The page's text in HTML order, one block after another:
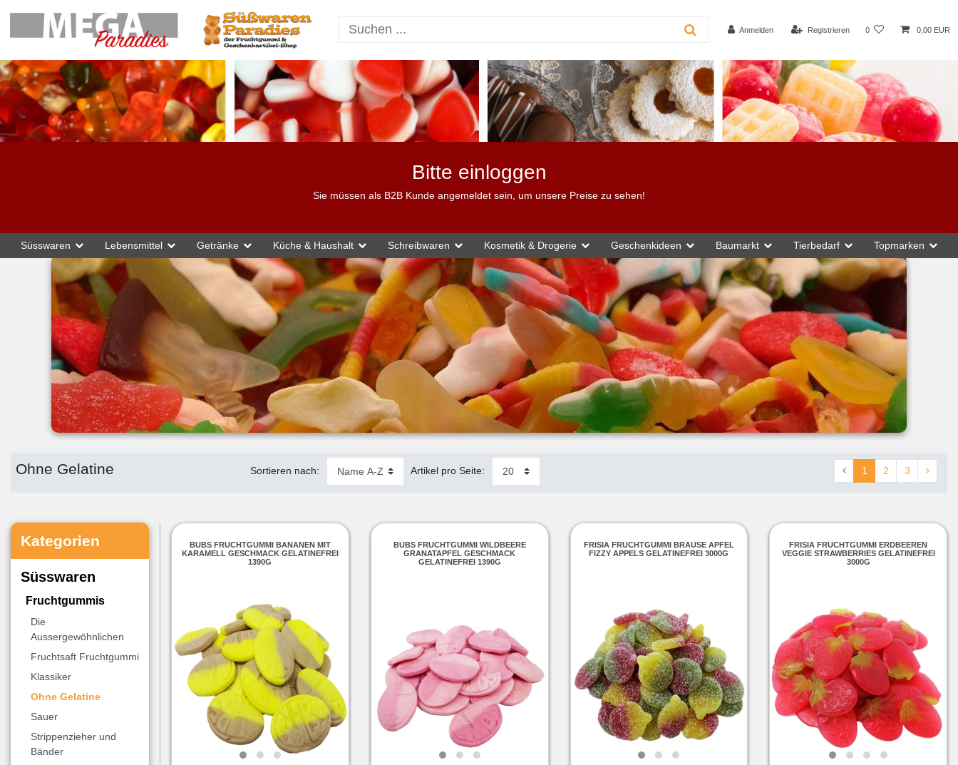
Anmelden Registrieren 0 0,00 EUR
Bitte einloggen
Sie müssen als B2B Kunde angemeldet sein, um unsere Preise zu sehen!
Süsswaren Lebensmittel Getränke Küche & Haushalt Schreibwaren Kosmetik & Drogerie Geschenkideen Baumarkt Tierbedarf Topmarken
Süsswaren Fruchtgummis Ohne Gelatine
Ohne Gelatine Sortieren nach: Artikel pro Seite: 1 2 3
Kategorien
Süsswaren
Fruchtgummis
Die
Aussergewöhnlichen
Fruchtsaft Fruchtgummi
Klassiker
Ohne Gelatine
Sauer
Strippenzieher und
Bänder
BUBS FRUCHTGUMMI BANANEN MIT
KARAMELL GESCHMACK GELATINEFREI
1390G
BUBS FRUCHTGUMMI WILDBEERE
GRANATAPFEL GESCHMACK
GELATINEFREI 1390G
FRISIA FRUCHTGUMMI BRAUSE APFEL
FIZZY APPELS GELATINEFREI 3000G
FRISIA FRUCHTGUMMI ERDBEEREN
VEGGIE STRAWBERRIES GELATINEFREI
3000G